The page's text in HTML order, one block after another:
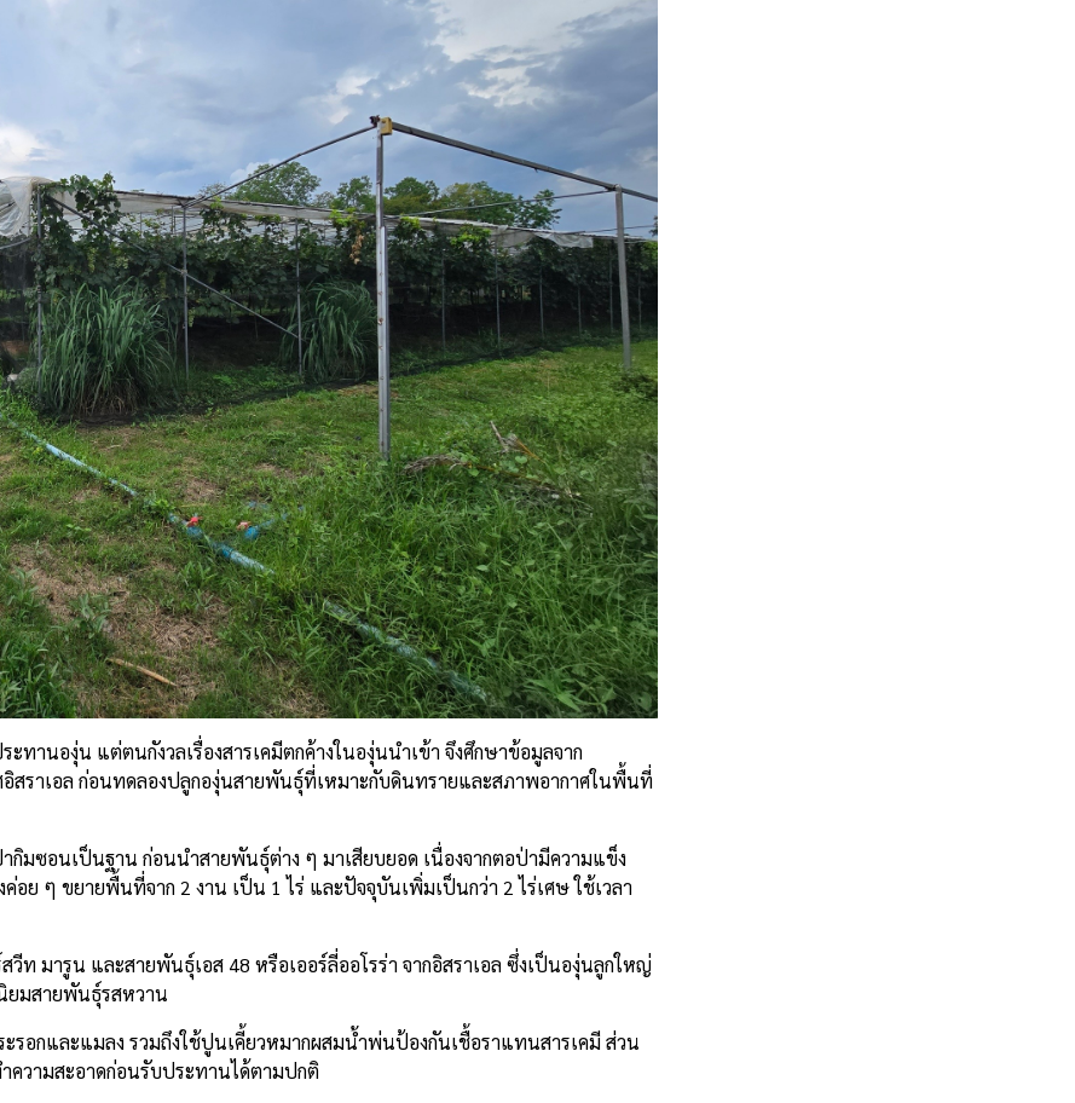
ทานองุ่น แต่ตนกังวลเรื่องสารเคมีตกค้างในองุ่นนำเข้า จึงศึกษาข้อมูลจาก
สราเอล ก่อนทดลองปลูกองุ่นสายพันธุ์ที่เหมาะกับดินทรายและสภาพอากาศในพื้นที่
มซอนเป็นฐาน ก่อนนำสายพันธุ์ต่าง ๆ มาเสียบยอด เนื่องจากตอป่ามีความแข็ง
ย ๆ ขยายพื้นที่จาก 2 งาน เป็น 1 ไร่ และปัจจุบันเพิ่มเป็นกว่า 2 ไร่เศษ ใช้เวลา
มารูน และสายพันธุ์เอส 48 หรือเออร์ลี่ออโรร่า จากอิสราเอล ซึ่งเป็นองุ่นลูกใหญ่
ยมสายพันธุ์รสหวาน
รอกและแมลง รวมถึงใช้ปูนเคี้ยวหมากผสมน้ำพ่นป้องกันเชื้อราแทนสารเคมี ส่วน
ความสะอาดก่อนรับประทานได้ตามปกติ